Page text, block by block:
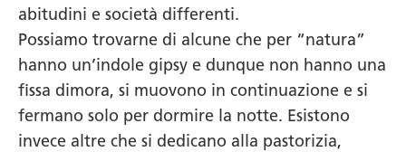
abitudini e società differenti.
Possiamo trovarne di alcune che per “natura”
hanno un’indole gipsy e dunque non hanno una
fissa dimora, si muovono in continuazione e si
fermano solo per dormire la notte. Esistono
invece altre che si dedicano alla pastorizia,